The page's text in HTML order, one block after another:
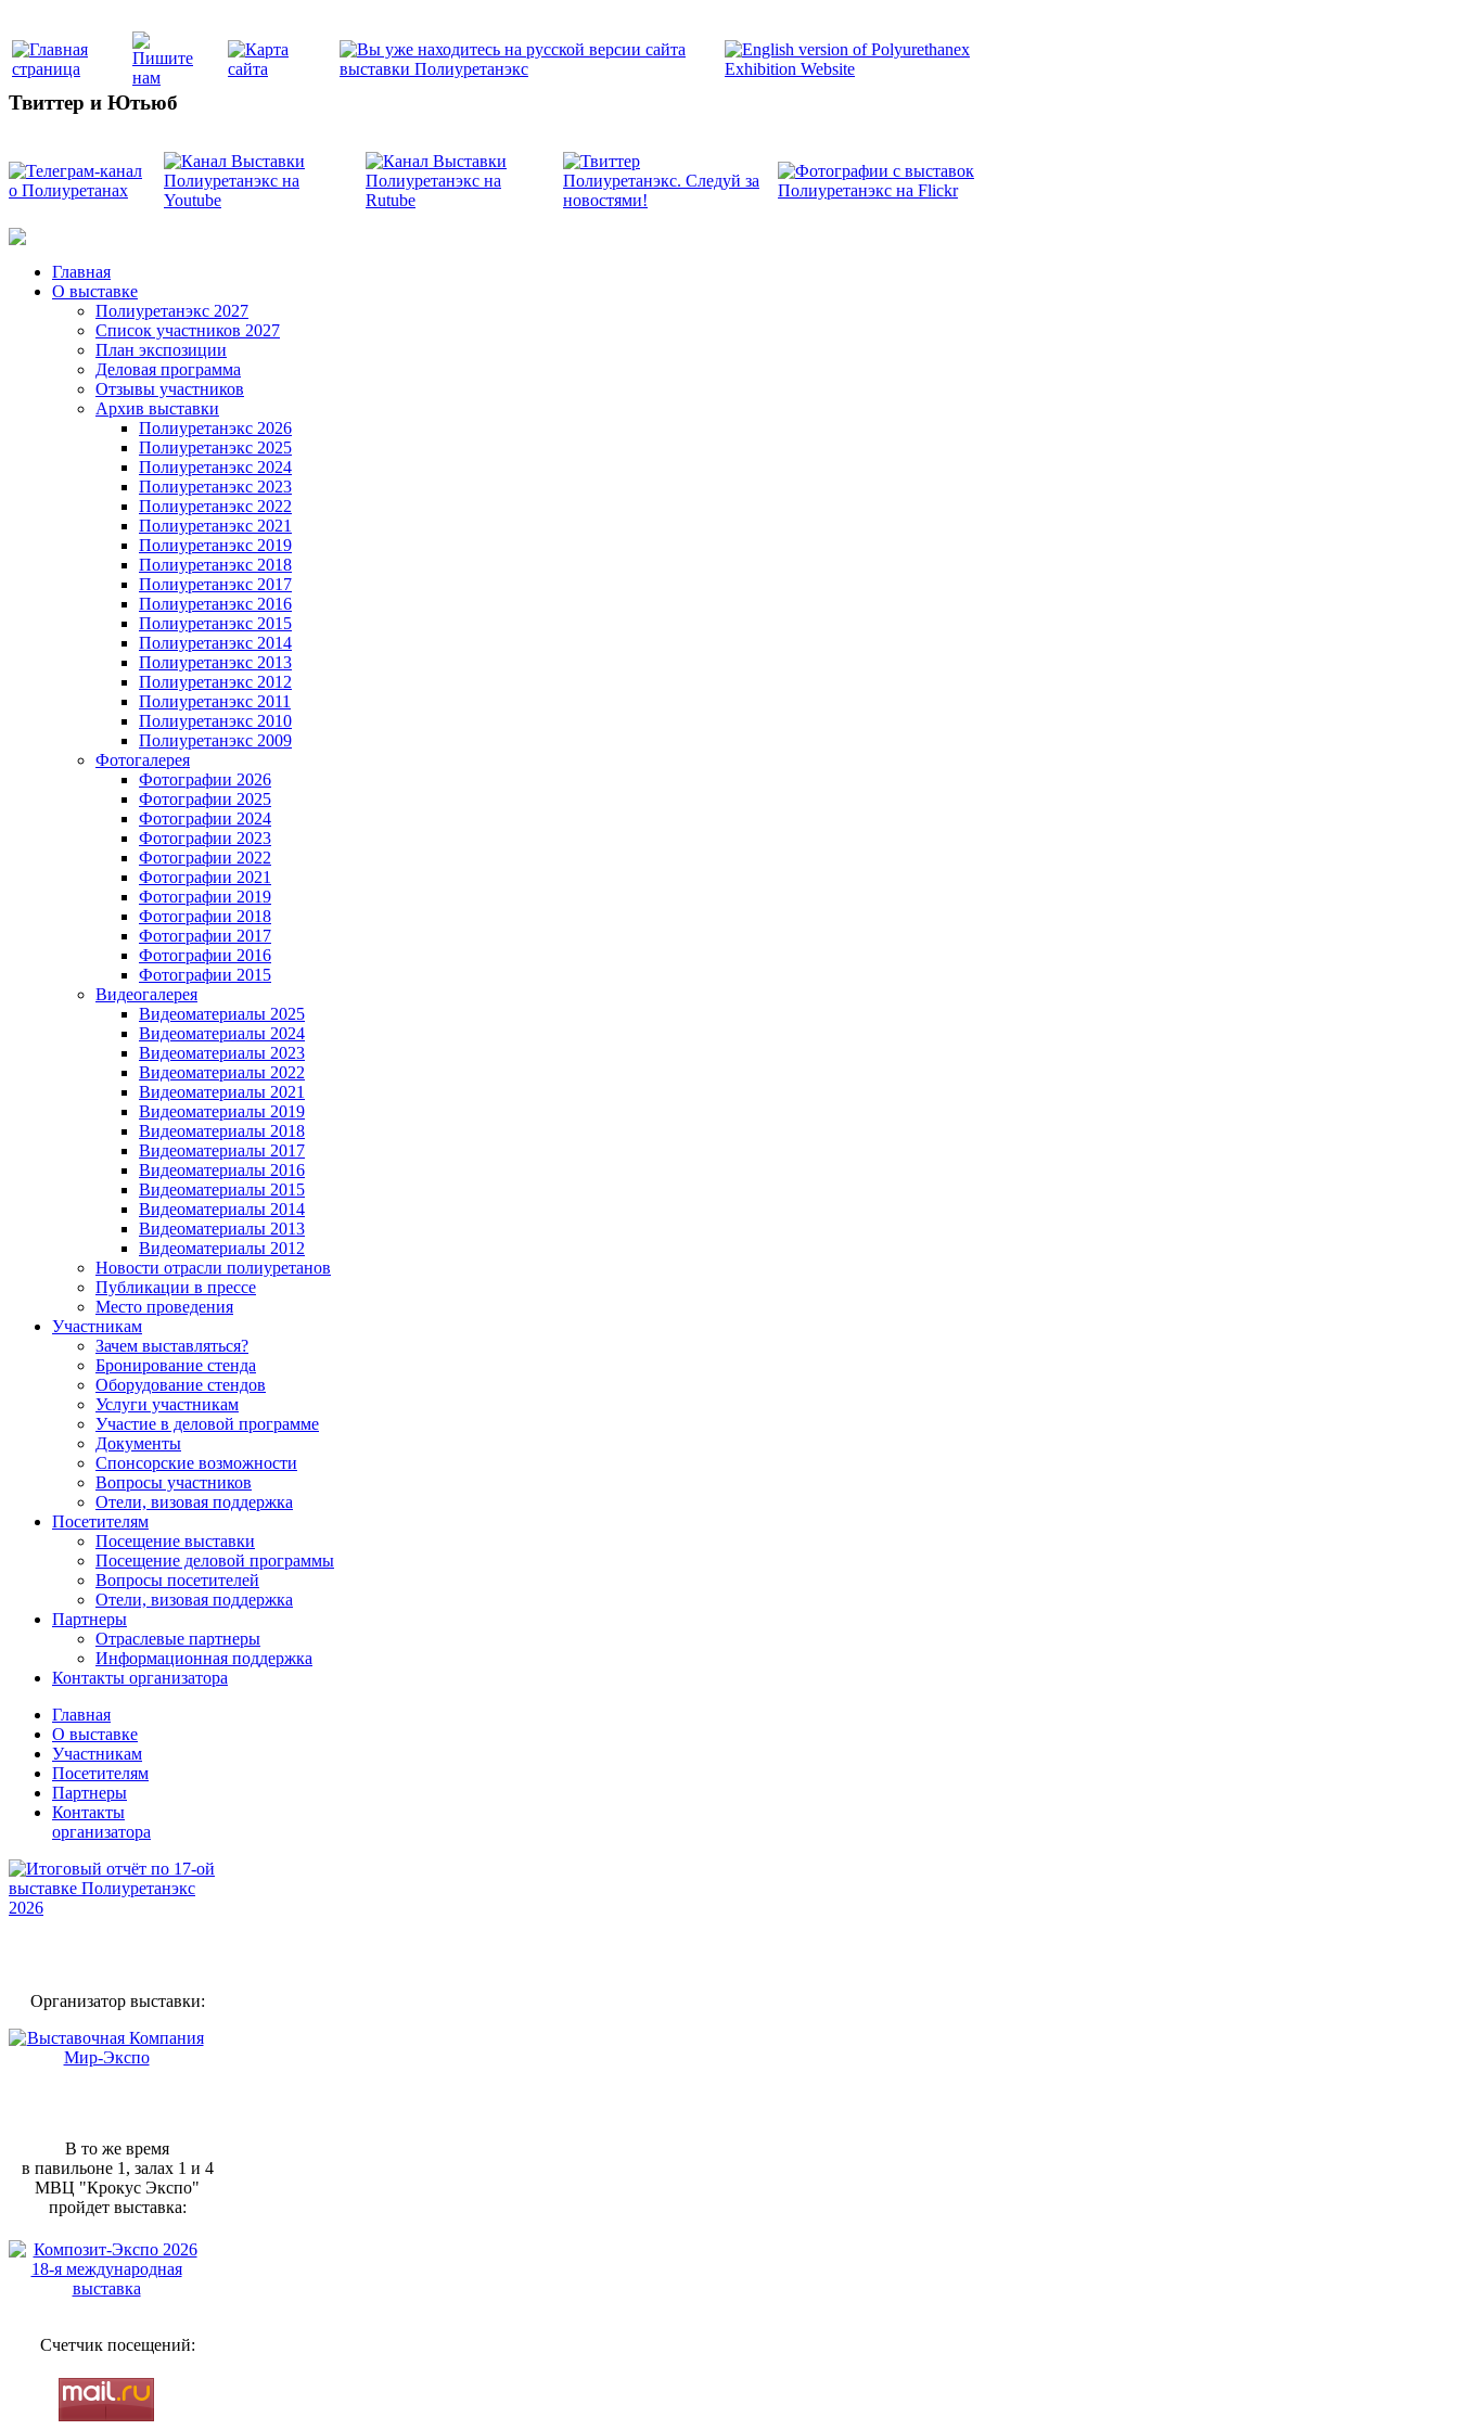
Твиттер и Ютьюб
Главная
О выставке
Полиуретанэкс 2027
Список участников 2027
План экспозиции
Деловая программа
Отзывы участников
Архив выставки
Полиуретанэкс 2026
Полиуретанэкс 2025
Полиуретанэкс 2024
Полиуретанэкс 2023
Полиуретанэкс 2022
Полиуретанэкс 2021
Полиуретанэкс 2019
Полиуретанэкс 2018
Полиуретанэкс 2017
Полиуретанэкс 2016
Полиуретанэкс 2015
Полиуретанэкс 2014
Полиуретанэкс 2013
Полиуретанэкс 2012
Полиуретанэкс 2011
Полиуретанэкс 2010
Полиуретанэкс 2009
Фотогалерея
Фотографии 2026
Фотографии 2025
Фотографии 2024
Фотографии 2023
Фотографии 2022
Фотографии 2021
Фотографии 2019
Фотографии 2018
Фотографии 2017
Фотографии 2016
Фотографии 2015
Видеогалерея
Видеоматериалы 2025
Видеоматериалы 2024
Видеоматериалы 2023
Видеоматериалы 2022
Видеоматериалы 2021
Видеоматериалы 2019
Видеоматериалы 2018
Видеоматериалы 2017
Видеоматериалы 2016
Видеоматериалы 2015
Видеоматериалы 2014
Видеоматериалы 2013
Видеоматериалы 2012
Новости отрасли полиуретанов
Публикации в прессе
Место проведения
Участникам
Зачем выставляться?
Бронирование стенда
Оборудование стендов
Услуги участникам
Участие в деловой программе
Документы
Спонсорские возможности
Вопросы участников
Отели, визовая поддержка
Посетителям
Посещение выставки
Посещение деловой программы
Вопросы посетителей
Отели, визовая поддержка
Партнеры
Отраслевые партнеры
Информационная поддержка
Контакты организатора
Главная
О выставке
Участникам
Посетителям
Партнеры
Контакты
организатора
Организатор выставки:
В то же время
в павильоне 1, залах 1 и 4
МВЦ "Крокус Экспо"
пройдет выставка:
Счетчик посещений: